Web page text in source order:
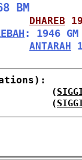
BM
DHAREB
: 1946 GM
ANTARAH
(
(